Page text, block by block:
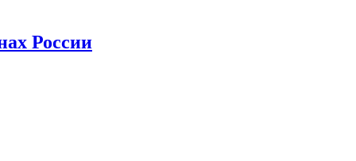
России